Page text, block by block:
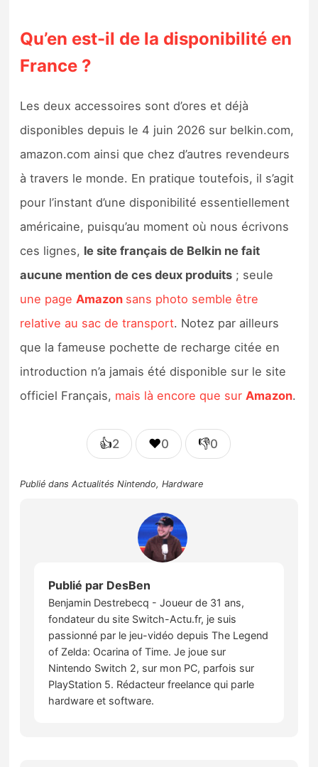
Qu’en est-il de la disponibilité en
France ?
Les deux accessoires sont d’ores et déjà
disponibles depuis le 4 juin 2026 sur belkin.com,
amazon.com ainsi que chez d’autres revendeurs
à travers le monde. En pratique toutefois, il s’agit
pour l’instant d’une disponibilité essentiellement
américaine, puisqu’au moment où nous écrivons
ces lignes, le site français de Belkin ne fait
aucune mention de ces deux produits ; seule
une pageAmazon sans photo semble être
relative au sac de transport. Notez par ailleurs
que la fameuse pochette de recharge citée en
introduction n’a jamais été disponible sur le site
officiel Français, mais là encore que surAmazon.
👍2 ❤️0 👎0
Publié dansActualités Nintendo,Hardware
Publié par DesBen
Benjamin Destrebecq - Joueur de 31 ans,
fondateur du site Switch-Actu.fr, je suis
passionné par le jeu-vidéo depuis The Legend
of Zelda: Ocarina of Time. Je joue sur
Nintendo Switch 2, sur mon PC, parfois sur
PlayStation 5. Rédacteur freelance qui parle
hardware et software.